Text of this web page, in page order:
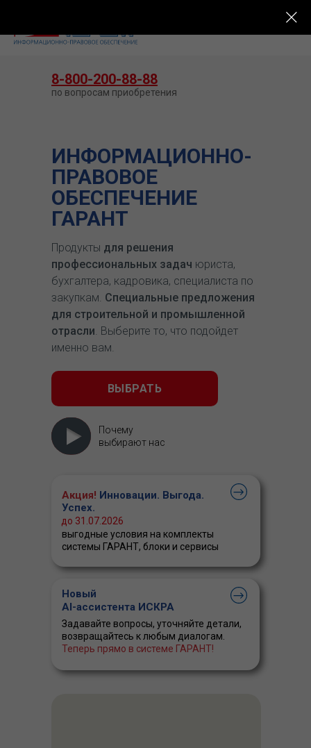
ИНФОРМАЦИОННО-
ПРАВОВОЕ
ОБЕСПЕЧЕНИЕ
ГАРАНТ
Продукты для решения
профессиональных задач юриста,
бухгалтера, кадровика, специалиста по
закупкам. Специальные предложения
для строительной и промышленной
отрасли. Выберите то, что подойдет
именно вам.
ВЫБРАТЬ
Почему
выбирают нас
Акция! Инновации. Выгода.
Успех.
выгодные условия на комплекты
системы ГАРАНТ, блоки и сервисы
до 31.07.2026
8-800-200-88-88
по вопросам приобретения
Новый
AI-ассистента ИСКРА
Задавайте вопросы, уточняйте детали,
возвращайтесь к любым диалогам.
Теперь прямо в системе ГАРАНТ!